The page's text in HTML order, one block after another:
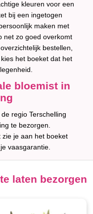
kleuren voor een
bij een ingetogen
maken met
net zo goed overkomt
bestellen,
het boeket dat het
bloemist in
regio Terschelling
te bezorgen.
je aan het boeket
vaasgarantie.
laten bezorgen